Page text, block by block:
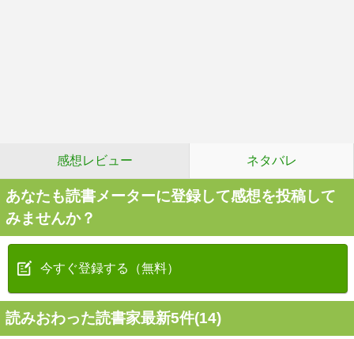
感想レビュー ネタバレ
あなたも読書メーターに登録して感想を投稿して
みませんか？
今すぐ登録する（無料）
読みおわった読書家最新5件(14)